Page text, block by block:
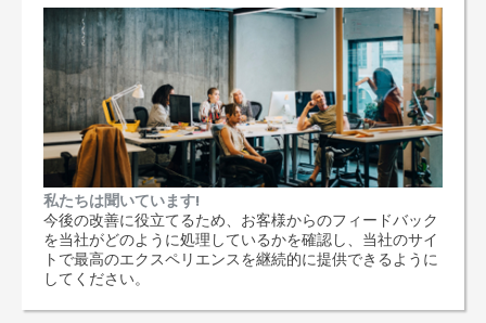
私たちは聞いています!
今後の改善に役立てるため、お客様からのフィードバック
を当社がどのように処理しているかを確認し、当社のサイ
トで最高のエクスペリエンスを継続的に提供できるように
してください。